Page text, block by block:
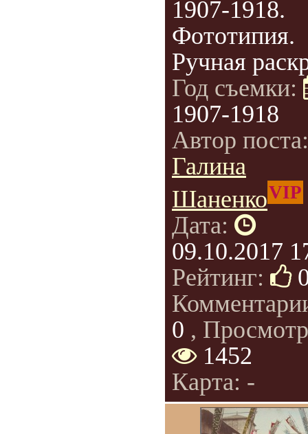
1907-1918.
Фототипия.
Ручная
Год съемки:
1907-1918
Автор
Галина
ШаненкоVIP
Дата:
09.10.2017
Рейтинг:
0 ,
1452
Карта: -